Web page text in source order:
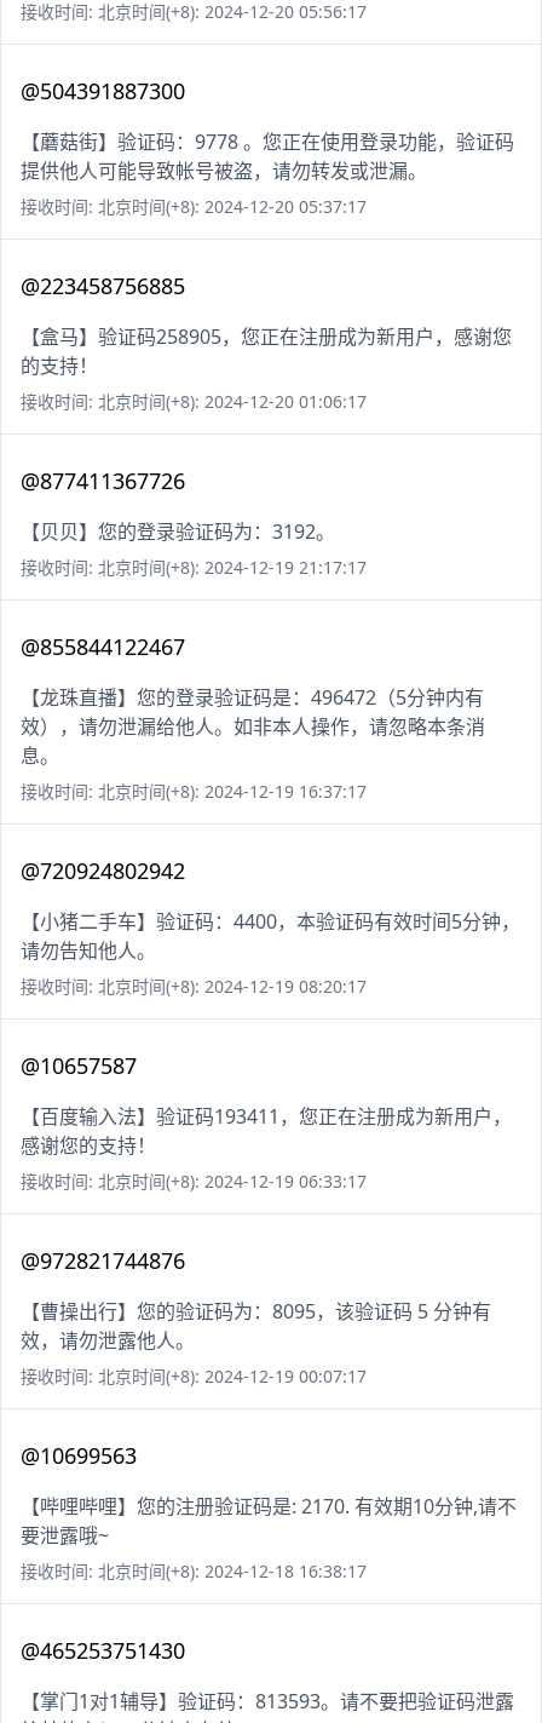
接收时间: 北京时间(+8): 2024-12-20 05:56:17
@504391887300
【蘑菇街】验证码：9778 。您正在使用登录功能，验证码
提供他人可能导致帐号被盗，请勿转发或泄漏。
接收时间: 北京时间(+8): 2024-12-20 05:37:17
@223458756885
【盒马】验证码258905，您正在注册成为新用户，感谢您
的支持！
接收时间: 北京时间(+8): 2024-12-20 01:06:17
@877411367726
【贝贝】您的登录验证码为：3192。
接收时间: 北京时间(+8): 2024-12-19 21:17:17
@855844122467
【龙珠直播】您的登录验证码是：496472（5分钟内有
效），请勿泄漏给他人。如非本人操作，请忽略本条消
息。
接收时间: 北京时间(+8): 2024-12-19 16:37:17
@720924802942
【小猪二手车】验证码：4400，本验证码有效时间5分钟，
请勿告知他人。
接收时间: 北京时间(+8): 2024-12-19 08:20:17
@10657587
【百度输入法】验证码193411，您正在注册成为新用户，
感谢您的支持！
接收时间: 北京时间(+8): 2024-12-19 06:33:17
@972821744876
【曹操出行】您的验证码为：8095，该验证码 5 分钟有
效，请勿泄露他人。
接收时间: 北京时间(+8): 2024-12-19 00:07:17
@10699563
【哔哩哔哩】您的注册验证码是: 2170. 有效期10分钟,请不
要泄露哦~
接收时间: 北京时间(+8): 2024-12-18 16:38:17
@465253751430
【掌门1对1辅导】验证码：813593。请不要把验证码泄露